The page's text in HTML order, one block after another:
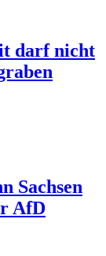
darf nicht
Sachsen
AfD